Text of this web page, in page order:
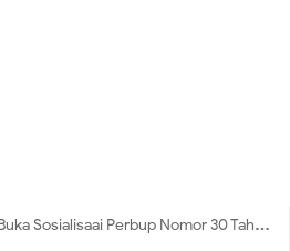
Sosialisaai Perbup Nomor 30 Tahun 2019, Yaumil ADj Sampaikan Ini